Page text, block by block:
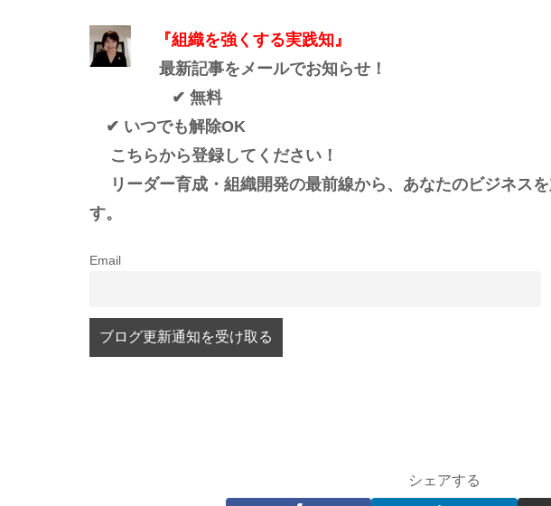
『組織を強くする実践知』
最新記事をメールでお知らせ！
✔ 無料
✔ いつでも解除OK
こちらから登録してください！
リーダー育成・組織開発の最前線から、あなたのビジネス
す。
Email
シェアする